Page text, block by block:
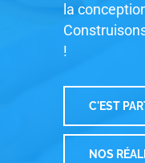
la
!
C'EST
NOS